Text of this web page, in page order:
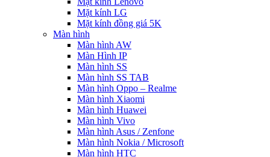
Mặt kính LG
Mặt kính đồng giá 5K
Màn hình
Màn hình AW
Màn Hình IP
Màn hình SS
Màn hình SS TAB
Màn hình Oppo – Realme
Màn hình Xiaomi
Màn hình Huawei
Màn hình Vivo
Màn hình Asus / Zenfone
Màn hình Nokia / Microsoft
Màn hình HTC